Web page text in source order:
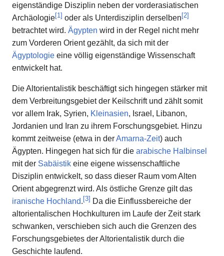
eigenständige Disziplin neben der vorderasiatischen
Archäologie[1] oder als Unterdisziplin derselben[2]
betrachtet wird. Ägypten wird in der Regel nicht mehr
zum Vorderen Orient gezählt, da sich mit der
Ägyptologie eine völlig eigenständige Wissenschaft
entwickelt hat.
Die Altorientalistik beschäftigt sich hingegen stärker mit
dem Verbreitungsgebiet der Keilschrift und zählt somit
vor allem Irak, Syrien, Kleinasien, Israel, Libanon,
Jordanien und Iran zu ihrem Forschungsgebiet. Hinzu
kommt zeitweise (etwa in derAmarna-Zeit) auch
Ägypten. Hingegen hat sich für die arabische Halbinsel
mit der Sabäistik eine eigene wissenschaftliche
Disziplin entwickelt, so dass dieser Raum vom Alten
Orient abgegrenzt wird. Als östliche Grenze gilt das
iranische Hochland.[3] Da die Einflussbereiche der
altorientalischen Hochkulturen im Laufe der Zeit stark
schwanken, verschieben sich auch die Grenzen des
Forschungsgebietes der Altorientalistik durch die
Geschichte laufend.